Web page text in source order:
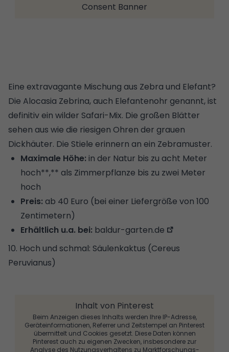
Consent Banner
Eine extravagante Mischung aus Zebra und Elefant?
Die Alocasia Zebrina, auch Elefantenohr genannt, ist
definitiv ein wilder Safari-Mix. Die großen Blätter
sehen aus wie die riesigen Ohren der grauen
Dickhäuter. Die Stiele erinnern an ein Zebramuster.
Maximale Höhe: in der Natur bis zu acht Meter
hoch**,** als Zimmerpflanze bis zu zwei Meter
hoch
Preis: ab 40 Euro (bei einer Liefergröße von 100
Zentimetern)
Erhältlich u.a. bei: baldur-garten.de
10. Hoch und schmal: Säulenkaktus (Cereus
Peruvianus)
Inhalt von Pinterest
Beim Anzeigen dieses Inhalts werden Ihre IP-Adresse,
Geräteinformationen, Referrer und Zeitstempel an Pinterest
übermittelt und Cookies gesetzt. Diese Daten können
Pinterest auch zu eigenen Zwecken, insbesondere zur
Analyse des Nutzungsverhaltens zu Marktforschungs-